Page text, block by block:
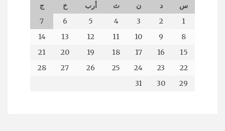
س د ن ث أرب خ
ج
1
2
3
4
5
6
7
8
9
10
11
12
13
14
15
16
17
18
19
20
21
22
23
24
25
26
27
28
29
30
31